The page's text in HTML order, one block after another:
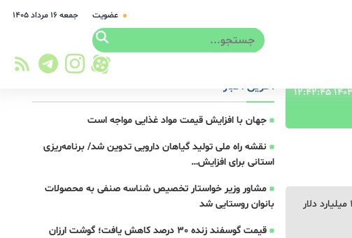
عضویت جمعه ۱۶ مرداد ۱۴۰۵
معاون رئیس جمهور و رئیس سازمان برنامه و بودجه اعلام‌کرد: در لایحه بودجه سال ۱۴۰۴ برای کالاهای اساسی و دارو، مبلغ ۱۲ میلیارد دلار
آخرین اخبار
جهان با افزایش قیمت مواد غذایی مواجه است
نقشه راه ملی تولید گیاهان دارویی تدوین شد/ برنامه‌ریزی
استانی برای افزایش…
مشاور وزیر خواستار تخصیص شناسه صنفی به محصولات
بانوان روستایی شد
قیمت گوسفند زنده 30 درصد کاهش یافت؛ گوشت ارزان